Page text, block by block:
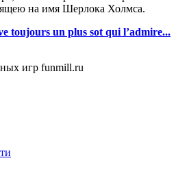
на имя Шерлока Холмса.
toujours un plus sot qui l’admire...
игр funmill.ru